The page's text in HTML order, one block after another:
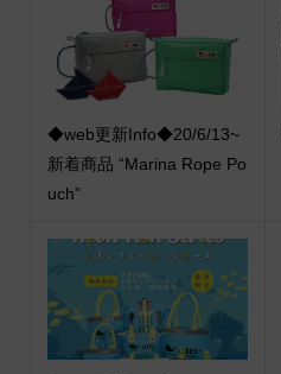
◆web更新Info◆20/6/13~
新着商品 “Marina Rope Po
uch”